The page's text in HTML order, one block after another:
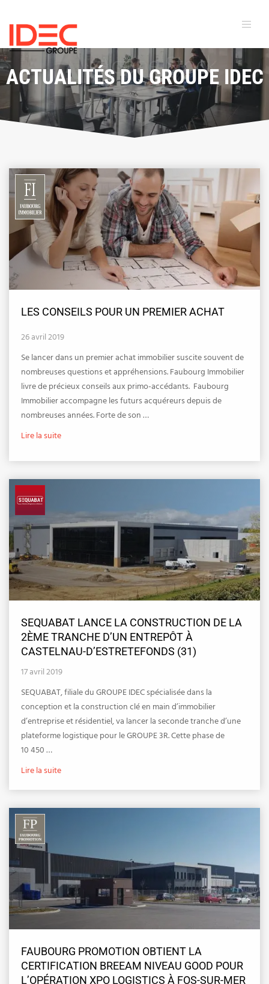
ACTUALITÉS DU GROUPE IDEC
LES CONSEILS POUR UN PREMIER ACHAT
26 avril 2019
Se lancer dans un premier achat immobilier suscite souvent de
nombreuses questions et appréhensions. Faubourg Immobilier
livre de précieux conseils aux primo-accédants. Faubourg
Immobilier accompagne les futurs acquéreurs depuis de
nombreuses années. Forte de son …
Lire la suite
SEQUABAT LANCE LA CONSTRUCTION DE LA
2ÈME TRANCHE D’UN ENTREPÔT À
CASTELNAU-D’ESTRETEFONDS (31)
17 avril 2019
SEQUABAT, filiale du GROUPE IDEC spécialisée dans la
conception et la construction clé en main d’immobilier
d’entreprise et résidentiel, va lancer la seconde tranche d’une
plateforme logistique pour le GROUPE 3R. Cette phase de
10 450 …
Lire la suite
FAUBOURG PROMOTION OBTIENT LA
CERTIFICATION BREEAM NIVEAU GOOD POUR
L’OPÉRATION XPO LOGISTICS À FOS-SUR-MER